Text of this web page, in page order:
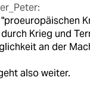
"proeuropäischen
Krieg und
an der
also weiter.